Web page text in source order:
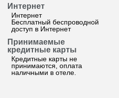
Интернет
Интернет
Бесплатный беспроводной
доступ в Интернет
Принимаемые
кредитные карты
Кредитные карты не
принимаются, оплата
наличными в отеле.